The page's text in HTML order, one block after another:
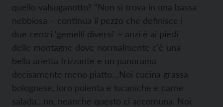
quello valsuganotto? “Non si trova in una bassa
nebbiosa – continua il pezzo che definisce i
due centri 'gemelli diversi' – anzi è ai piedi
delle montagne dove normalmente c'è una
bella arietta frizzante e un panorama
decisamente meno piatto…Noi cucina grassa
bolognese, loro polenta e lucaniche e carne
salada…no, neanche questo ci accomuna. Noi